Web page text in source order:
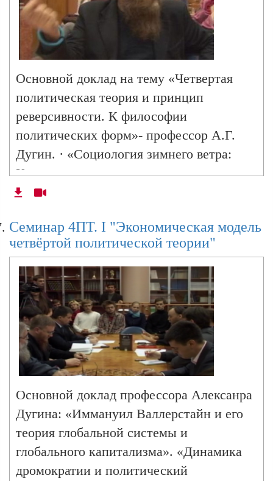
Сидоренко; · «Генезис и правовое
обоснование государства в работах
Карла Шмитта» - аспирант кафедры
социологического факультета МГУ
Андрей Коваленко.
Основной доклад на тему «Четвертая
политическая теория и принцип
реверсивности. К философии
политических форм»- профессор А.Г.
Дугин. · «Социология зимнего ветра:
Коллеж социологии и четвертая
политическая теория» - аспирант
отношений социологического факультета
МГУ А.Л. Бовдунов; · «Хайдеггер и
политическая антропология: Dasein как
субъект четвертой политической теории»
- главный редактор портала
«Геополитика.ру», ведущий эксперт
Центра геополитических экспертиз Л.В.
Савин. ·
Семинар 4ПТ. I "Экономическая модель
четвёртой политической теории"
Основной доклад профессора Алексанра
Дугина: «Иммануил Валлерстайн и его
теория глобальной системы и
глобального капитализма». «Динамика
дромократии и политический